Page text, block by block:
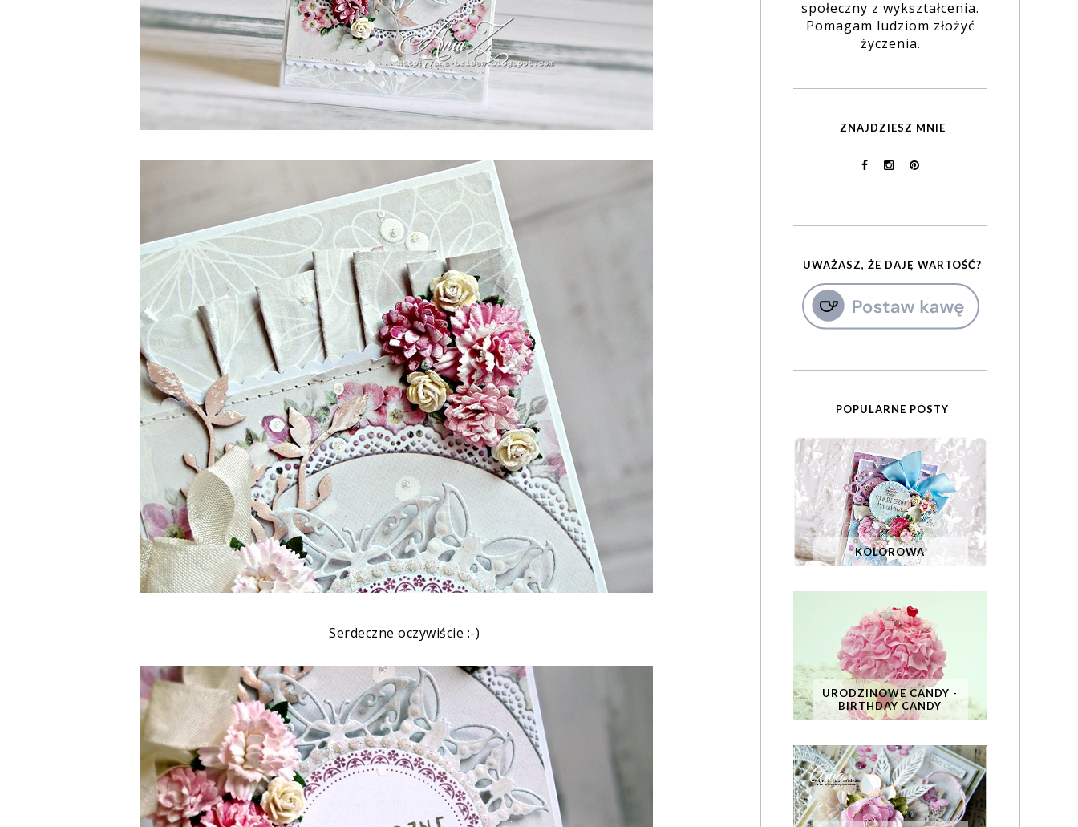
Serdeczne oczywiście :-)
społeczny z wykształcenia.
Pomagam ludziom złożyć
życzenia.
ZNAJDZIESZ MNIE
UWAŻASZ, ŻE DAJĘ WARTOŚĆ?
POPULARNE POSTY
KOLOROWA
URODZINOWE CANDY -
BIRTHDAY CANDY